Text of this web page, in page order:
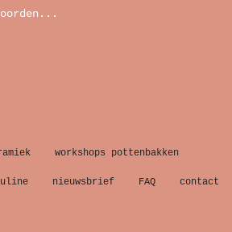
workshops pottenbakken
nieuwsbrief FAQ contact